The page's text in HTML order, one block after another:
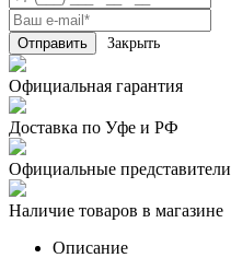
Закрыть
Официальная гарантия
Доставка по Уфе и РФ
Официальные представители
Наличие товаров в магазине
Описание